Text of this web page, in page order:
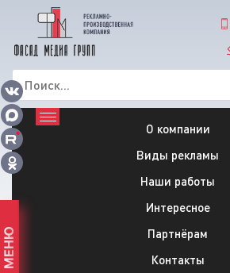
О компании
Виды рекламы
Наши работы
Интересное
Партнёрам
Контакты
МЕНЮ